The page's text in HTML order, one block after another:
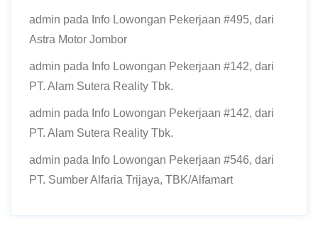
admin pada Info Lowongan Pekerjaan #495, dari
Astra Motor Jombor
admin pada Info Lowongan Pekerjaan #142, dari
PT. Alam Sutera Reality Tbk.
admin pada Info Lowongan Pekerjaan #142, dari
PT. Alam Sutera Reality Tbk.
admin pada Info Lowongan Pekerjaan #546, dari
PT. Sumber Alfaria Trijaya, TBK/Alfamart